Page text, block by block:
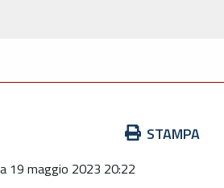
STAMPA
19 maggio 2023 20:22